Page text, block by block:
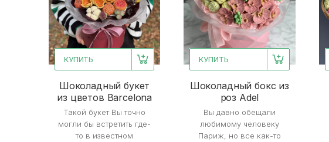
КУПИТЬ
Шоколадный букет
из цветов Barcelona
Такой букет Вы точно
могли бы встретить где-
то в известном
КУПИТЬ
Шоколадный бокс из
роз Adel
Вы давно обещали
любимому человеку
Париж, но все как-то